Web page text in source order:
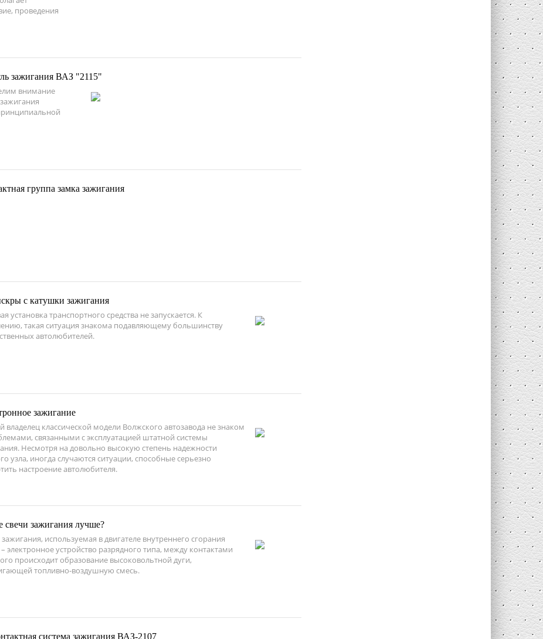
проведения
зажигания ВАЗ "2115"
внимание
группа замка зажигания
с катушки зажигания
установка транспортного средства не запускается. К
такая ситуация знакома подавляющему большинству
автолюбителей.
зажигание
владелец классической модели Волжского автозавода не знаком
связанными с эксплуатацией штатной системы
Несмотря на довольно высокую степень надежности
узла, иногда случаются ситуации, способные серьезно
настроение автолюбителя.
свечи зажигания лучше?
используемая в двигателе внутреннего сгорания
электронное устройство разрядного типа, между контактами
происходит образование высоковольтной дуги,
топливно-воздушную смесь.
система зажигания ВАЗ-2107